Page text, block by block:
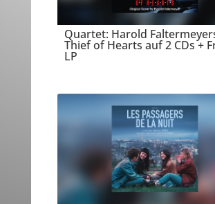
Quartet: Harold
Thief of Hearts auf 2 CDs +
LP